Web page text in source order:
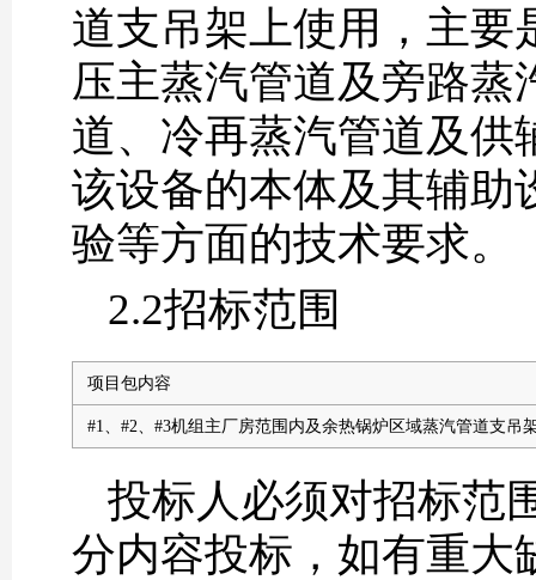
道支吊架上使用，主要
压主蒸汽管道及旁路
道、冷再蒸汽管道及供
该设备的本体及其辅助
验等方面的技术要求。
2.2招标范围
项目包内容
#1、#2、#3机组主厂房范围内及余热锅炉区域蒸汽管道支吊
投标人必须对招标范
分内容投标，如有重大